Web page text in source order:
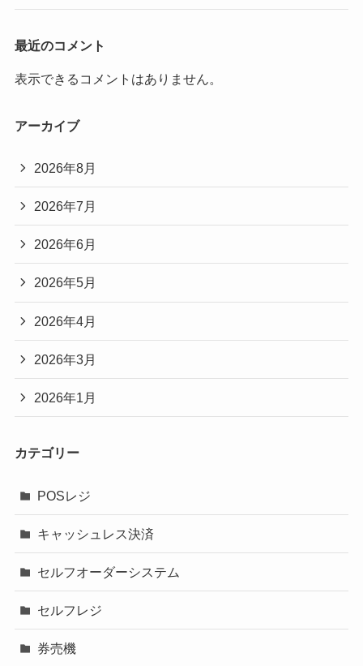
最近のコメント
表示できるコメントはありません。
アーカイブ
2026年8月
2026年7月
2026年6月
2026年5月
2026年4月
2026年3月
2026年1月
カテゴリー
POSレジ
キャッシュレス決済
セルフオーダーシステム
セルフレジ
券売機